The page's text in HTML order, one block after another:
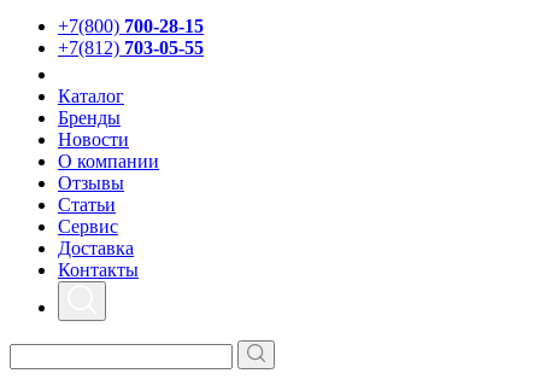
+7(800) 700-28-15
+7(812) 703-05-55
Каталог
Бренды
Новости
О компании
Отзывы
Статьи
Сервис
Доставка
Контакты